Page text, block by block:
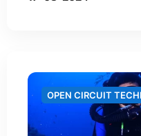
OPEN CIRCUIT